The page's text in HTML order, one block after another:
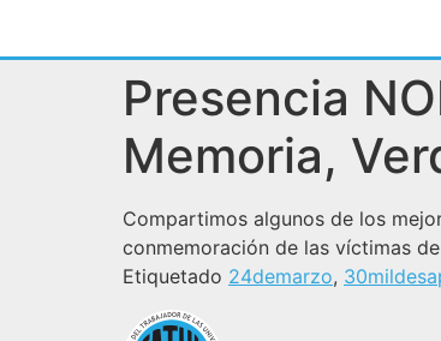
Presencia
Memoria,
Compartimos algunos de los
conmemoración de las víctimas
Etiquetado 24demarzo,